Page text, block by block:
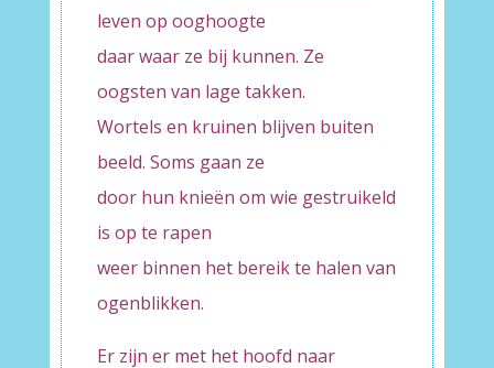
leven op ooghoogte
daar waar ze bij kunnen. Ze
oogsten van lage takken.
Wortels en kruinen blijven buiten
beeld. Soms gaan ze
door hun knieën om wie gestruikeld
is op te rapen
weer binnen het bereik te halen van
ogenblikken.
Er zijn er met het hoofd naar